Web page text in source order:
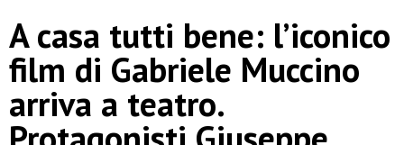
A casa tutti bene: l’iconico
film di Gabriele Muccino
arriva a teatro.